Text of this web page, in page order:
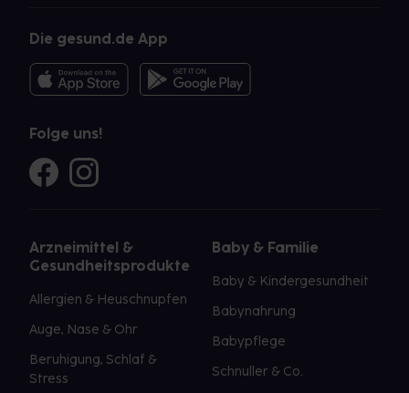
Die gesund.de App
Folge uns!
Arzneimittel &
Gesundheitsprodukte
Allergien & Heuschnupfen
Auge, Nase & Ohr
Beruhigung, Schlaf &
Stress
Baby & Familie
Baby & Kindergesundheit
Babynahrung
Babypflege
Schnuller & Co.